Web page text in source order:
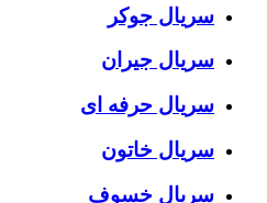
سریال جوکر
سریال جیران
سریال حرفه ای
سریال خاتون
سریال خسوف